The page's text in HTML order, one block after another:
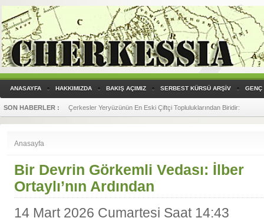
ANASAYFA HAKKIMIZDA BAKIŞ AÇIMIZ SERBEST KÜRSÜ ARŞİV GENÇ
SON HABERLER : Çerkesler Yeryüzünün En Eski Çiftçi Topluluklarından Biridir:
Anasayfa
Bir Devrin Görkemli Vedası: İlber
Ortaylı’nın Ardından
14 Mart 2026 Cumartesi Saat 14:43